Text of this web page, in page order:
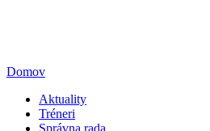
Domov
Aktuality
Tréneri
Správna rada